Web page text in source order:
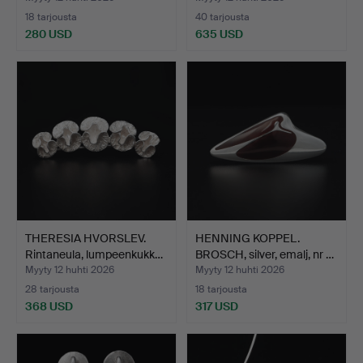
18 tarjousta
280 USD
40 tarjousta
635 USD
THERESIA HVORSLEV.
Rintaneula, lumpeenkukk…
Myyty 12 huhti 2026
28 tarjousta
368 USD
HENNING KOPPEL.
BROSCH, silver, emalj, nr …
Myyty 12 huhti 2026
18 tarjousta
317 USD